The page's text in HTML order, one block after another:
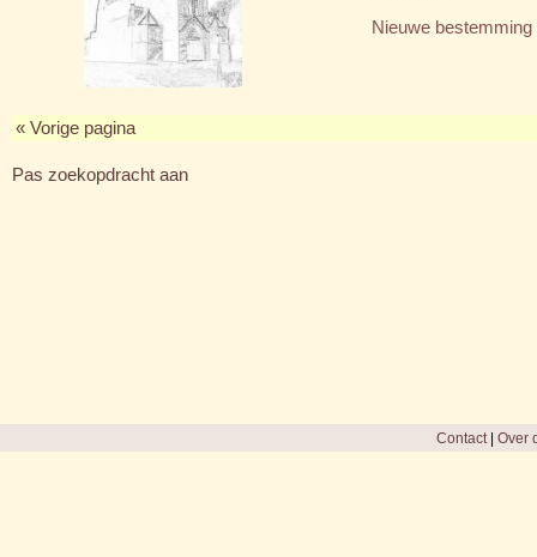
Nieuwe bestemming
« Vorige pagina
Pas zoekopdracht aan
Contact| Over